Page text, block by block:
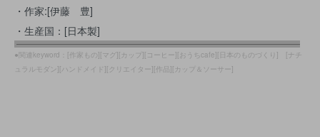
・作家:[伊藤 豊]
・生産国：[日本製]
●関連keyword：[作家もの][マグ][カップ][コーヒー][おうちcafe][日本のものづくり] [ナチ
ュラルモダン][ハンドメイド][クリエイター][作品][カップ＆ソーサー]